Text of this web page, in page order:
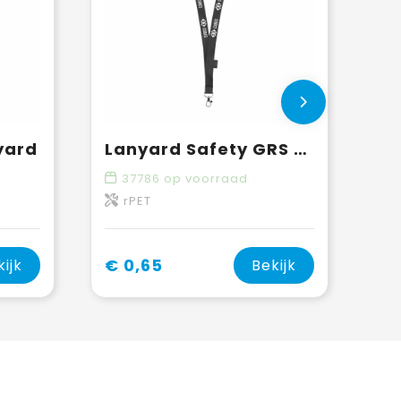
Lanyard Safety GRS RPET 2 cm keycord
37786 op voorraad
rPET
€ 0,65 Bekijk